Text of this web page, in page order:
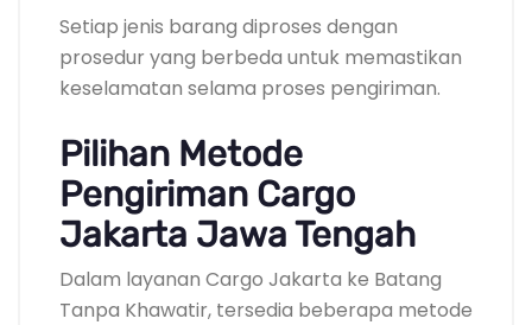
Setiap jenis barang diproses dengan
prosedur yang berbeda untuk memastikan
keselamatan selama proses pengiriman.
Pilihan Metode
Pengiriman Cargo
Jakarta Jawa Tengah
Dalam layanan Cargo Jakarta ke Batang
Tanpa Khawatir, tersedia beberapa metode